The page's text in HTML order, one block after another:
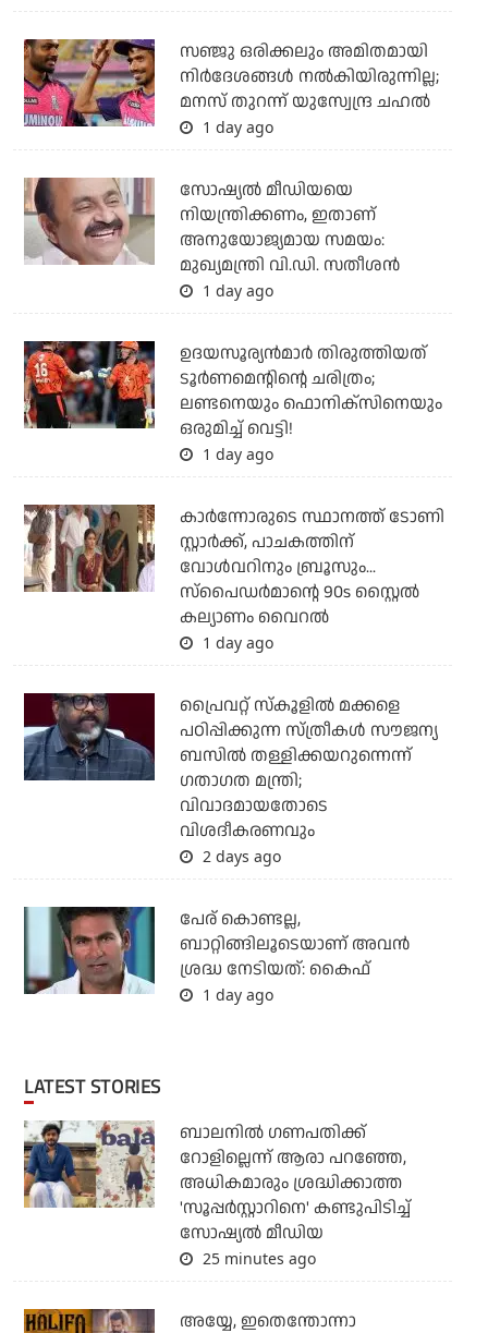
സഞ്ജു ഒരിക്കലും അമിതമായി
നിര്‍ദേശങ്ങള്‍ നല്‍കിയിരുന്നില്ല;
മനസ് തുറന്ന് യുസ്വേന്ദ്ര ചഹല്‍
1 day ago
സോഷ്യല്‍ മീഡിയയെ
നിയന്ത്രിക്കണം, ഇതാണ്
അനുയോജ്യമായ സമയം:
മുഖ്യമന്ത്രി വി.ഡി. സതീശന്‍
1 day ago
ഉദയസൂര്യന്‍മാര്‍ തിരുത്തിയത്
ടൂര്‍ണമെന്റിന്റെ ചരിത്രം;
ലണ്ടനെയും ഫൊനിക്‌സിനെയും
ഒരുമിച്ച് വെട്ടി!
1 day ago
കാര്‍ന്നോരുടെ സ്ഥാനത്ത് ടോണി
സ്റ്റാര്‍ക്ക്, പാചകത്തിന്
വോള്‍വറിനും ബ്രൂസും...
സ്‌പൈഡര്‍മാന്റെ 90s സ്റ്റൈല്‍
കല്യാണം വൈറല്‍
1 day ago
പ്രൈവറ്റ് സ്‌കൂളില്‍ മക്കളെ
പഠിപ്പിക്കുന്ന സ്ത്രീകള്‍ സൗജന്യ
ബസില്‍ തള്ളിക്കയറുന്നെന്ന്
ഗതാഗത മന്ത്രി;
വിവാദമായതോടെ
വിശദീകരണവും
2 days ago
പേര് കൊണ്ടല്ല,
ബാറ്റിങ്ങിലൂടെയാണ് അവൻ
ശ്രദ്ധ നേടിയത്: കൈഫ്
1 day ago
LATEST STORIES
ബാലനില്‍ ഗണപതിക്ക്
റോളില്ലെന്ന് ആരാ പറഞ്ഞേ,
അധികമാരും ശ്രദ്ധിക്കാത്ത
'സൂപ്പര്‍സ്റ്റാറിനെ' കണ്ടുപിടിച്ച്
സോഷ്യല്‍ മീഡിയ
25 minutes ago
അയ്യേ, ഇതെന്തോന്നാ